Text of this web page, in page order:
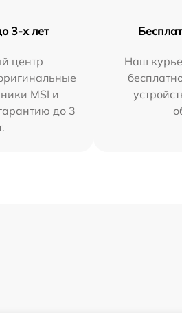
3-х лет
центр
MSI и
до 3
Наш